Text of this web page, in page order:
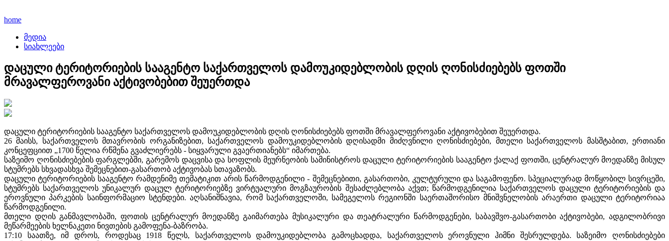
home
მედია
სიახლეები
დაცული ტერიტორიების სააგენტო საქართველოს დამოუკიდებლობის დღის ღონისძიებებს ფოთში
მრავალფეროვანი აქტივობებით შეუერთდა
დაცული ტერიტორიების სააგენტო საქართველოს დამოუკიდებლობის დღის ღონისძიებებს ფოთში მრავალფეროვანი აქტივობებით შეუერთდა.
26 მაისს, საქართველოს მთავრობის ორგანიზებით, საქართველოს დამოუკიდებლობის დღისადმი მიძღვნილი ღონისძიებები, მთელი საქართველოს მასშტაბით, ერთიანი
კონცეფციით „1700 წელია რწმენა გვაძლიერებს - სიყვარული გვაერთიანებს“ იმართება.
საზეიმო ღონისძიებების ფარგლებში, გარემოს დაცვისა და სოფლის მეურნეობის სამინისტროს დაცული ტერიტორიების სააგენტო ქალაქ ფოთში, ცენტრალურ მოედანზე მისულ
სტუმრებს სხვადასხვა შემეცნებით-გასართობ აქტივობას სთავაზობს.
დაცული ტერიტორიების სააგენტო რამდენიმე თემატიკით არის წარმოდგენილი - შემეცნებითი, გასართობი, კულტურული და საგამოფენო. სპეციალურად მოწყობილ სივრცეში,
სტუმრებს საქართველოს უნიკალურ დაცულ ტერიტორიებზე ვირტუალური მოგზაურობის შესაძლებლობა აქვთ; წარმოდგენილია საქართველოს დაცული ტერიტორიების და
ეროვნული პარკების საინფორმაციო სტენდები. აღსანიშნავია, რომ საქართველოში, სამეგელოს რეგიონში საერთაშორისო მნიშვნელობის არაერთი დაცული ტერიტორიაა
წარმოდგენილი.
მთელი დღის განმავლობაში, ფოთის ცენტრალურ მოედანზე გაიმართება მუსიკალური და თეატრალური წარმოდგენები, საბავშვო-გასართობი აქტივობები, ადგილობრივი
მეწარმეების ხელნაკეთი ნივთების გამოფენა-ბაზრობა.
17:10 საათზე, იმ დროს, როდესაც 1918 წელს, საქართველოს დამოუკიდებლობა გამოცხადდა, საქართველოს ეროვნული ჰიმნი შესრულდება. საზეიმო ღონისძიებები